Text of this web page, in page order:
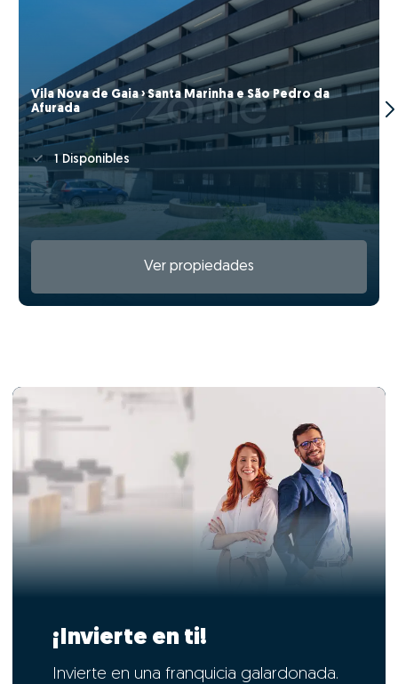
Vila Nova de Gaia › Santa Marinha e São Pedro da
Afurada
1 Disponibles
Ver propiedades
¡Invierte en ti!
Invierte en una franquicia galardonada.